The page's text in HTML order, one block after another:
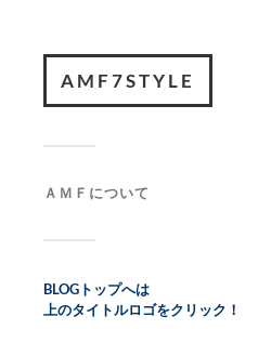
AMF7STYLE
ＡＭＦについて
BLOGトップへは
上のタイトルロゴをクリック！